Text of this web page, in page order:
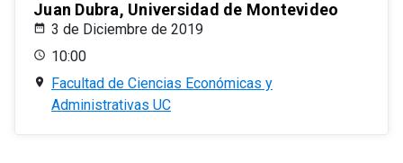
Juan Dubra, Universidad de Montevideo
3 de Diciembre de 2019
10:00
Facultad de Ciencias Económicas y
Administrativas UC